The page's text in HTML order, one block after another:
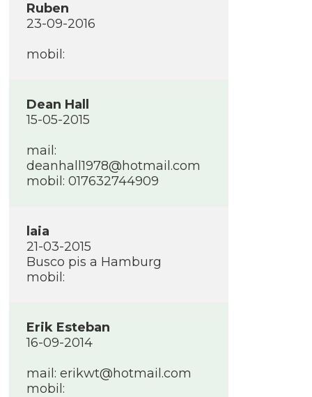
Ruben
23-09-2016
mobil:
Dean Hall
15-05-2015
mail:
deanhall1978@hotmail.com
mobil: 017632744909
laia
21-03-2015
Busco pis a Hamburg
mobil:
Erik Esteban
16-09-2014
mail: erikwt@hotmail.com
mobil: